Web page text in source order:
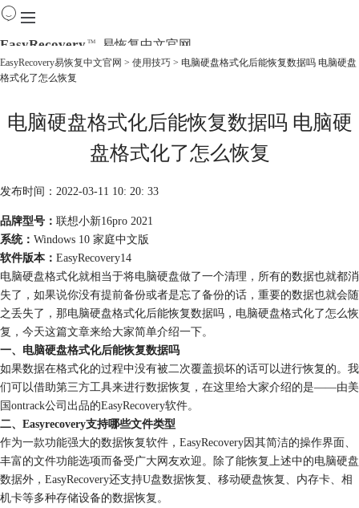
EasyRecovery TM 易恢复中文官网
下载
EasyRecovery易恢复中文官网 > 使用技巧 > 电脑硬盘格式化后能恢复数据吗 电脑硬盘
格式化了怎么恢复
电脑硬盘格式化后能恢复数据吗 电脑硬
盘格式化了怎么恢复
发布时间：2022-03-11 10: 20: 33
品牌型号： 联想小新16pro 2021
系统： Windows 10 家庭中文版
软件版本： EasyRecovery14
电脑硬盘格式化就相当于将电脑硬盘做了一个清理，所有的数据也就都消
失了，如果说你没有提前备份或者是忘了备份的话，重要的数据也就会随
之丢失了，那电脑硬盘格式化后能恢复数据吗，电脑硬盘格式化了怎么恢
复，今天这篇文章来给大家简单介绍一下。
一、电脑硬盘格式化后能恢复数据吗
如果数据在格式化的过程中没有被二次覆盖损坏的话可以进行恢复的。我
们可以借助第三方工具来进行数据恢复，在这里给大家介绍的是——由美
国ontrack公司出品的EasyRecovery软件。
二、Easyrecovery支持哪些文件类型
作为一款功能强大的数据恢复软件，EasyRecovery因其简洁的操作界面、
丰富的文件功能选项而备受广大网友欢迎。除了能恢复上述中的电脑硬盘
数据外，EasyRecovery还支持U盘数据恢复、移动硬盘恢复、内存卡、相
机卡等多种存储设备的数据恢复。